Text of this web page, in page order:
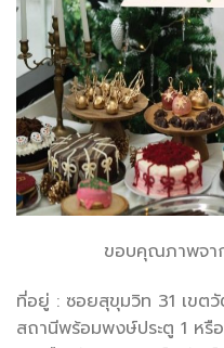
ขอบคุณภาพจา
ที่อยู่ : ซอยสุขุมวิท 31 เขต
สถานีพร้อมพงษ์ประตู 1 หรื